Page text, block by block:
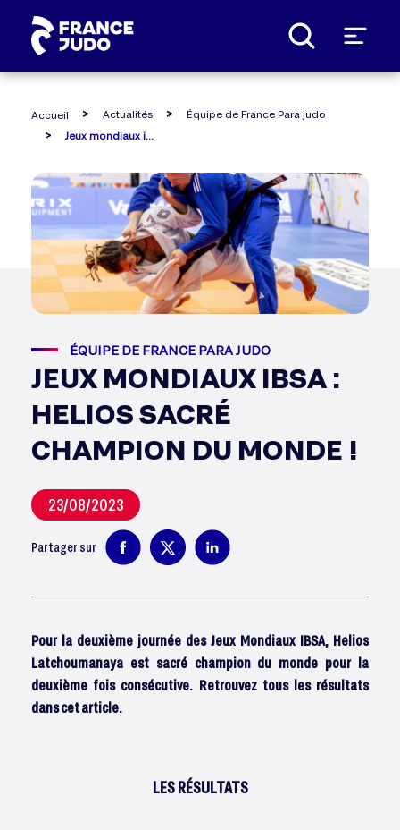
Accueil Actualités
Équipe de France Para judo
ÉQUIPE DE FRANCE PARA JUDO
JEUX MONDIAUX IBSA :
HELIOS SACRÉ
CHAMPION DU MONDE !
23/08/2023
Partager sur
Pour la deuxième journée des Jeux Mondiaux IBSA, Helios
Latchoumanaya est sacré champion du monde pour la
deuxième fois consécutive. Retrouvez tous les résultats
dans cet article.
LES RÉSULTATS